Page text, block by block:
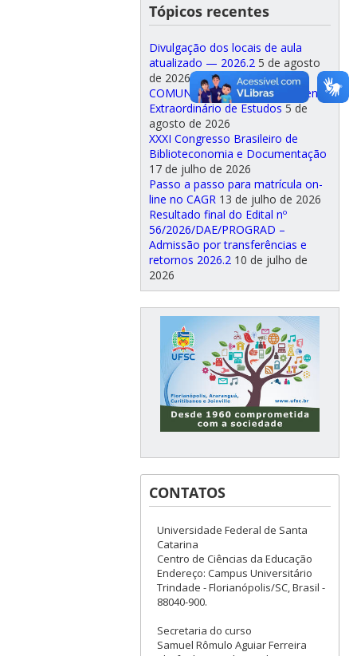
Tópicos recentes
Divulgação dos locais de aula
atualizado — 2026.2 5 de agosto
de 2026
COMUNICADO — Aproveitamento
Extraordinário de Estudos 5 de
agosto de 2026
XXXI Congresso Brasileiro de
Biblioteconomia e Documentação
17 de julho de 2026
Passo a passo para matrícula on-
line no CAGR 13 de julho de 2026
Resultado final do Edital nº
56/2026/DAE/PROGRAD –
Admissão por transferências e
retornos 2026.2 10 de julho de
2026
CONTATOS
Universidade Federal de Santa
Catarina
Centro de Ciências da Educação
Endereço: Campus Universitário
Trindade - Florianópolis/SC, Brasil -
88040-900.
Secretaria do curso
Samuel Rômulo Aguiar Ferreira